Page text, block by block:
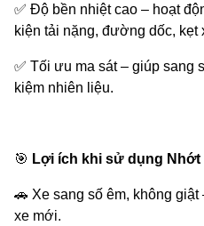
✅ Độ bền nhiệt cao – hoạt
kiện tải nặng, đường dốc, kẹt
✅ Tối ưu ma sát – giúp sang
kiệm nhiên liệu.
🎯 Lợi ích khi sử dụng Nhớt
🚗 Xe sang số êm, không
xe mới.